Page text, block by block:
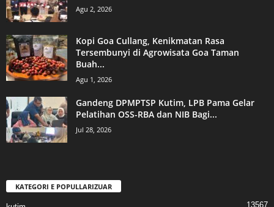
Agu 2, 2026
Kopi Goa Cullang, Kenikmatan Rasa
Tersembunyi di Agrowisata Goa Taman
Buah...
Agu 1, 2026
Gandeng DPMPTSP Kutim, LPB Pama Gelar
Pelatihan OSS-RBA dan NIB Bagi...
Jul 28, 2026
KATEGORI E POPULLARIZUAR
13567